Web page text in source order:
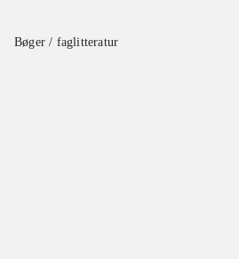
Bøger / faglitteratur